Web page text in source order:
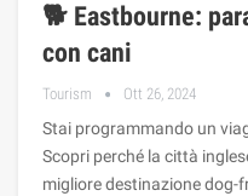
🐕 Eastbourne:
con cani
Tourism Ott 26, 2024
Stai programmando un
Scopri perché la città
migliore destinazione dog-